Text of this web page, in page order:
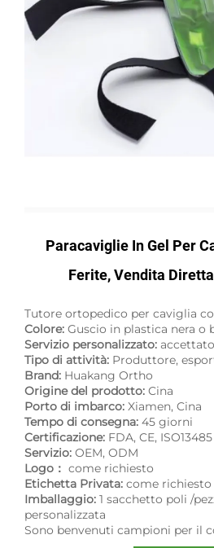
Paracaviglie In Gel Per
Ferite, Vendita
Tutore ortopedico per caviglia
Colore: Guscio in plastica nera o
Servizio personalizzato: accettato
Tipo di attività: Produttore,
Brand: Huakang Ortho
Origine del prodotto: Cina
Porto di imbarco: Xiamen, Cina
Tempo di consegna: 45 giorni
Certificazione: FDA, CE, ISO13485
Servizio: OEM, ODM
Logo： come richiesto
Etichetta Privata: come richiesto
Imballaggio: 1 sacchetto poli /
personalizzata
Sono benvenuti campioni per il